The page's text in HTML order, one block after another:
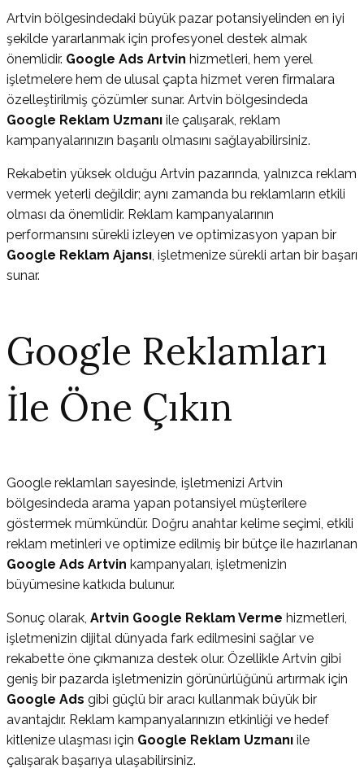
Artvin bölgesindedaki büyük pazar potansiyelinden en iyi
şekilde yararlanmak için profesyonel destek almak
önemlidir. Google Ads Artvin hizmetleri, hem yerel
işletmelere hem de ulusal çapta hizmet veren firmalara
özelleştirilmiş çözümler sunar. Artvin bölgesindeda
Google Reklam Uzmanı ile çalışarak, reklam
kampanyalarınızın başarılı olmasını sağlayabilirsiniz.
Rekabetin yüksek olduğu Artvin pazarında, yalnızca reklam
vermek yeterli değildir; aynı zamanda bu reklamların etkili
olması da önemlidir. Reklam kampanyalarının
performansını sürekli izleyen ve optimizasyon yapan bir
Google Reklam Ajansı, işletmenize sürekli artan bir başarı
sunar.
Google Reklamları
İle Öne Çıkın
Google reklamları sayesinde, işletmenizi Artvin
bölgesindeda arama yapan potansiyel müşterilere
göstermek mümkündür. Doğru anahtar kelime seçimi, etkili
reklam metinleri ve optimize edilmiş bir bütçe ile hazırlanan
Google Ads Artvin kampanyaları, işletmenizin
büyümesine katkıda bulunur.
Sonuç olarak, Artvin Google Reklam Verme hizmetleri,
işletmenizin dijital dünyada fark edilmesini sağlar ve
rekabette öne çıkmanıza destek olur. Özellikle Artvin gibi
geniş bir pazarda işletmenizin görünürlüğünü artırmak için
Google Ads gibi güçlü bir aracı kullanmak büyük bir
avantajdır. Reklam kampanyalarınızın etkinliği ve hedef
kitlenize ulaşması için Google Reklam Uzmanı ile
çalışarak başarıya ulaşabilirsiniz.